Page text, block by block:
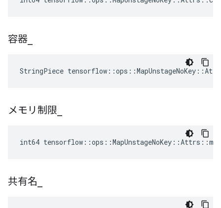
容器
StringPiece
メモリ制限
int64
共有名